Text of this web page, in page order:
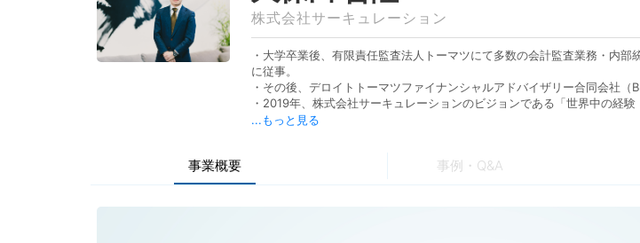
株式会社サーキュレーション
・大学卒業後、有限責任監査法人トーマツにて多数の会計監査業務・内
に従事。
・その後、デロイトトーマツファイナンシャルアドバイザリー合同会社（
・2019年、株式会社サーキュレーションのビジョンである「世界中の経
しい働く価値観を創出する」に共感し、参画。
...もっと見る
事業概要 事例・Q&A